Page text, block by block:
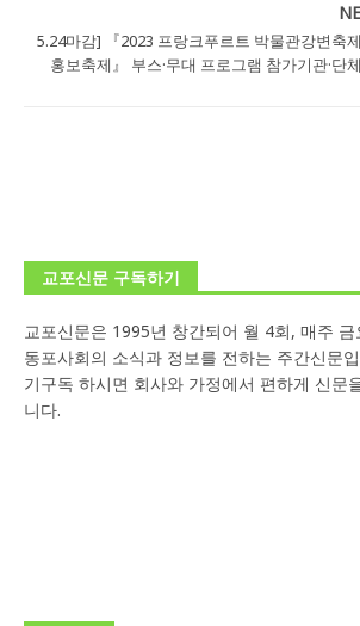
5.24마감] 『2023 프랑크푸르트 박물관강변축
홍보축제』 부스·무대 프로그램 참가기관·단
교포신문 구독하기
교포신문은 1995년 창간되어 월 4회, 매주
동포사회의 소식과 정보를 전하는 주간신문
기구독 하시면 회사와 가정에서 편하게 신문
니다.